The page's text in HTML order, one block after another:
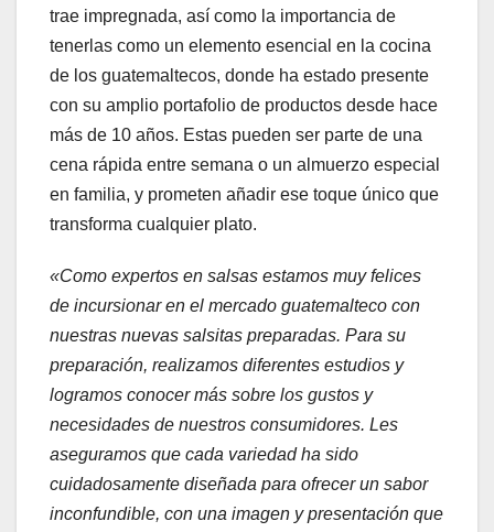
trae impregnada, así como la importancia de
tenerlas como un elemento esencial en la cocina
de los guatemaltecos, donde ha estado presente
con su amplio portafolio de productos desde hace
más de 10 años. Estas pueden ser parte de una
cena rápida entre semana o un almuerzo especial
en familia, y prometen añadir ese toque único que
transforma cualquier plato.
«Como expertos en salsas estamos muy felices
de incursionar en el mercado guatemalteco con
nuestras nuevas salsitas preparadas. Para su
preparación, realizamos diferentes estudios y
logramos conocer más sobre los gustos y
necesidades de nuestros consumidores. Les
aseguramos que cada variedad ha sido
cuidadosamente diseñada para ofrecer un sabor
inconfundible, con una imagen y presentación que